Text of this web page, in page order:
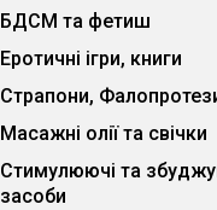
БДСМ та фетиш
Еротичні ігри, книги
Страпони,
Масажні олії та свічки
Стимулюючі та
засоби